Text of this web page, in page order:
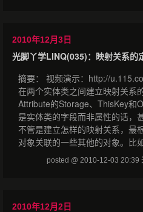
2010年12月3日
光脚丫学LINQ(035)：映射关系
摘要： 视频演示：http://
在两个实体类之间建立映射关系
Attribute的Storage、ThisKey和
是实体类的字段而非属性的话，
不管是建立怎样的映射关系，最
对象关联的一些其他的对象。比
posted @ 2010-12-03 20:39
2010年12月2日